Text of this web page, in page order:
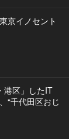
京イノセント
港区」したIT
“千代田区おじ